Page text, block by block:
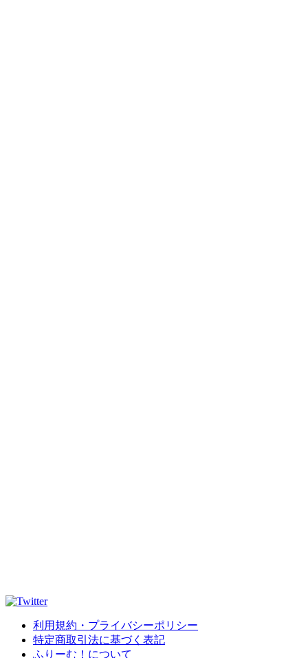
利用規約・プライバシーポリシー
特定商取引法に基づく表記
ふりーむ！について